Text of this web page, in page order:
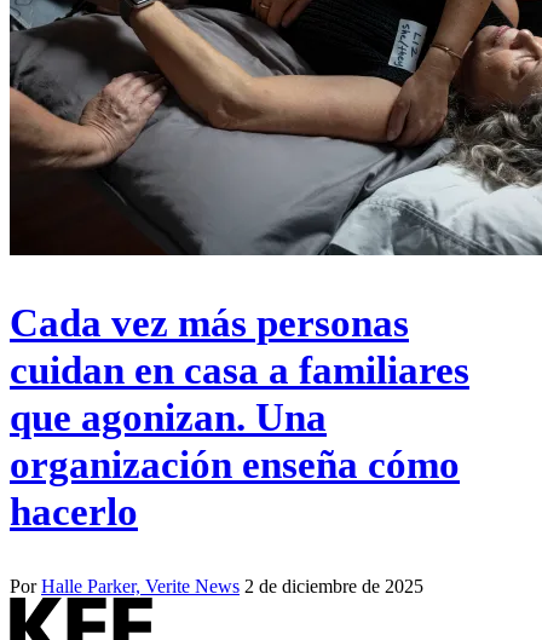
Cada vez más personas
cuidan en casa a familiares
que agonizan. Una
organización enseña cómo
hacerlo
PorHalle Parker, Verite News 2 de diciembre de 2025